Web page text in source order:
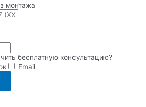
монтажа
бесплатную консультацию?
Email